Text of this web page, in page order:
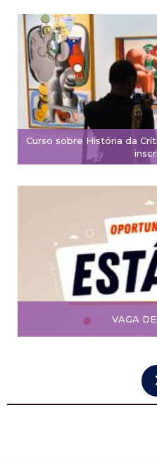
Curso sobre História da
VAGA